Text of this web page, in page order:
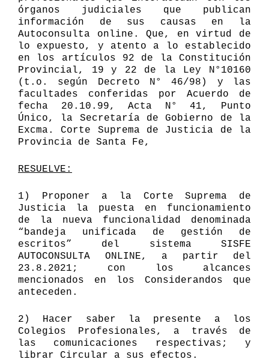
órganos judiciales que publican
información de sus causas en la
Autoconsulta online.Que, en virtud de
lo expuesto, y atento a lo establecido
en los artículos 92 de la Constitución
Provincial, 19 y 22 de la Ley N°10160
(t.o. según Decreto N° 46/98) y las
facultades conferidas por Acuerdo de
fecha 20.10.99, Acta N° 41, Punto
Único, la Secretaría de Gobierno de la
Excma. Corte Suprema de Justicia de la
Provincia de Santa Fe,
RESUELVE:
1) Proponer a la Corte Suprema de
Justicia la puesta en funcionamiento
de la nueva funcionalidad denominada
“bandeja unificada de gestión de
escritos” del sistema SISFE
AUTOCONSULTA ONLINE, a partir del
23.8.2021; con los alcances
mencionados en los Considerandos que
anteceden.
2) Hacer saber la presente a los
Colegios Profesionales, a través de
las comunicaciones respectivas; y
librar Circular a sus efectos.